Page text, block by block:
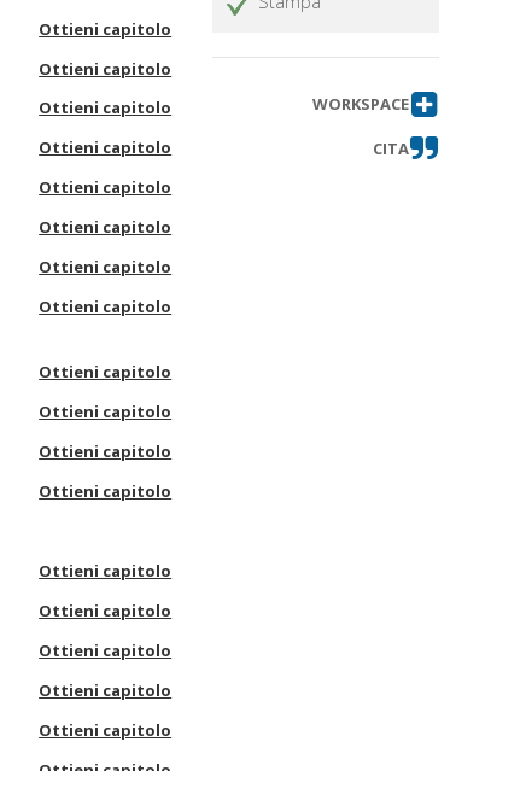
Ottieni capitolo
Ottieni capitolo
Ottieni capitolo
Ottieni capitolo
Ottieni capitolo
Ottieni capitolo
Ottieni capitolo
Ottieni capitolo
Ottieni capitolo
Ottieni capitolo
Ottieni capitolo
Ottieni capitolo
Ottieni capitolo
Ottieni capitolo
Ottieni capitolo
Ottieni capitolo
Ottieni capitolo
Ottieni capitolo
WORKSPACE
CITA